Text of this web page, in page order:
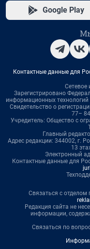
Google Play
Контактные данные для
Сетевое
Зарегистрировано
информационных
Свидетельство о
77–
Учредитель: Общество с
Главный
Адрес редакции: 344002, г.
13
Электронный
Контактные данные для
Связаться с отделом
Редакция сайта не
информации,
Связаться по